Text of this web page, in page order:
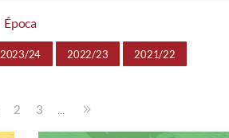
Época
2023/24 2022/23 2021/22
2 3 ...